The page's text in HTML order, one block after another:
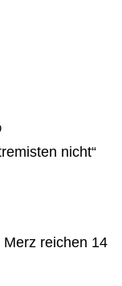
nicht“
reichen 14